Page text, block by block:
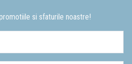
si sfaturile noastre!